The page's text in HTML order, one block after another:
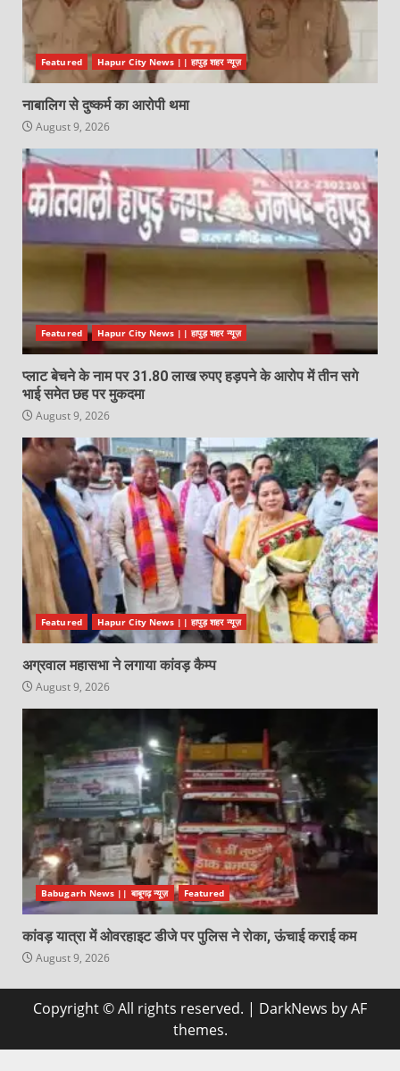
Featured Hapur City News || हापुड़ शहर न्यूज़
नाबालिग से दुष्कर्म का आरोपी थमा
August 9, 2026
Featured Hapur City News || हापुड़ शहर न्यूज़
प्लाट बेचने के नाम पर 31.80 लाख रुपए हड़पने के आरोप में तीन सगे
भाई समेत छह पर मुकदमा
August 9, 2026
Featured Hapur City News || हापुड़ शहर न्यूज़
अग्रवाल महासभा ने लगाया कांवड़ कैम्प
August 9, 2026
Babugarh News || बाबूगढ़ न्यूज़ Featured
कांवड़ यात्रा में ओवरहाइट डीजे पर पुलिस ने रोका, ऊंचाई कराई कम
August 9, 2026
Copyright © All rights reserved. | DarkNews by AF
themes.